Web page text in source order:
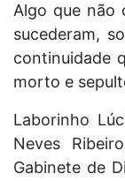
Algo que não
sucederam,
continuidade
morto e
Laborinho
Neves
Gabinete de